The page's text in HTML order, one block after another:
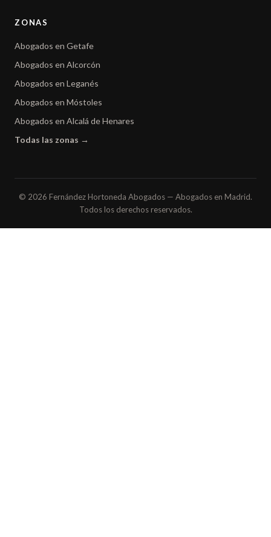
ZONAS
Abogados en Getafe
Abogados en Alcorcón
Abogados en Leganés
Abogados en Móstoles
Abogados en Alcalá de Henares
Todas las zonas →
© 2026 Fernández Hortoneda Abogados — Abogados en Madrid.
Todos los derechos reservados.